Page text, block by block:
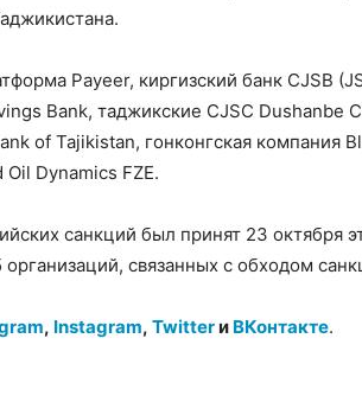
Payeer, киргизский банк CJSB
Bank, таджикские CJSC Dushanbe
of Tajikistan, гонконгская компания
Dynamics FZE.
санкций был принят 23 октября
связанных с обходом
, Instagram, Twitterи ВКонтакте.